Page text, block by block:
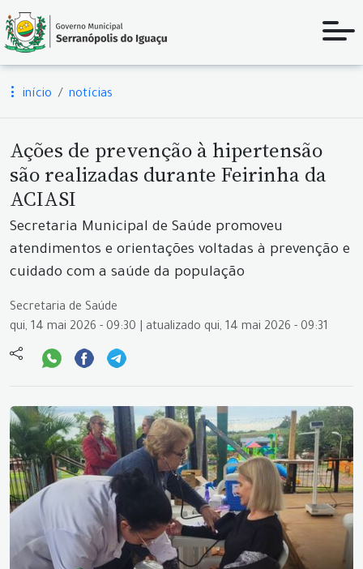
início notícias
Ações de prevenção à hipertensão
são realizadas durante Feirinha da
ACIASI
Secretaria Municipal de Saúde promoveu
atendimentos e orientações voltadas à prevenção e
cuidado com a saúde da população
Secretaria de Saúde
qui, 14 mai 2026 - 09:30 | atualizado qui, 14 mai 2026 - 09:31